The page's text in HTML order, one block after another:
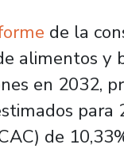
de la
alimentos y
en 2032,
para
de